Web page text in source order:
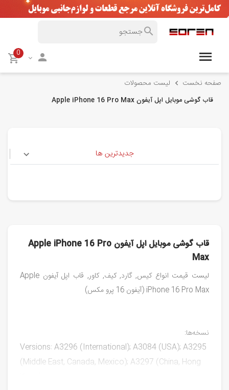
0
صفحه نخست لیست محصولات
قاب گوشی موبایل اپل آیفون Apple iPhone 16 Pro Max
جدیدترین ها
قاب گوشی موبایل اپل آیفون Apple iPhone 16 Pro
Max
لیست قیمت انواع کیس, گارد, کیف, کاور, قاب اپل آیفون Apple
iPhone 16 Pro Max (آیفون 16 پرو مکس)
نسخه‌ها:
Versions: A3296 (International); A3084 (USA); A3295
(Middle East, Canada, Mexico); A3297 (China, Hong